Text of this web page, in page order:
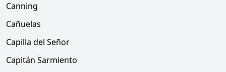
Canning
Cañuelas
Capilla del Señor
Capitán Sarmiento